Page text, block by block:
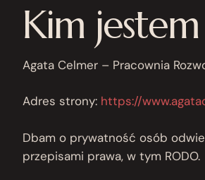
Kim jestem
Agata Celmer – Pracownia
Adres strony: https://
Dbam o prywatność osób
przepisami prawa, w tym RODO.